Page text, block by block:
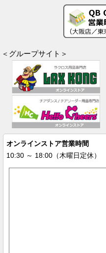
＜グループサイト＞
オンラインストア営業時間
10:30 ～ 18:00（木曜日定休）